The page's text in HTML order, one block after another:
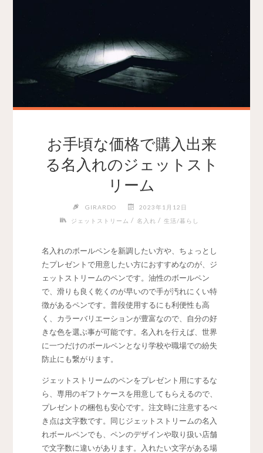
お手頃な価格で購入出来
る名入れのジェットスト
リーム
GIRARDO
2023年1月12日
ジェットストリーム / 名入れ / 生活/暮らし
名入れのボールペンを新調したい方や、ちょっとし
たプレゼントで用意したい方におすすめなのが、ジ
ェットストリームのペンです。 油性のボールペン
で、滑りも良く乾くのが早いので手が汚れにくい特
徴があるペンです。普段使用するにも利便性も高
く、カラーバリエーションが豊富なので、自分の好
きな色を選ぶ事が可能です。名入れを行えば、世界
に一つだけのボールペンとなり学校や職場での紛失
防止にも繋がります。
ジェットストリームのペンをプレゼント用にするな
ら、専用のギフトケースを用意してもらえるので、
プレゼントの梱包も安心です。注文時に注意するべ
き点は文字数です。同じジェットストリームの名入
れボールペンでも、ペンのデザインや取り扱い店舗
で文字数に違いがあります。入れたい文字がある場